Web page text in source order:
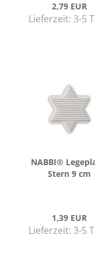
2,79 EUR
Lieferzeit: 3-5
NABBI®
Stern 9 cm
1,39 EUR
Lieferzeit: 3-5